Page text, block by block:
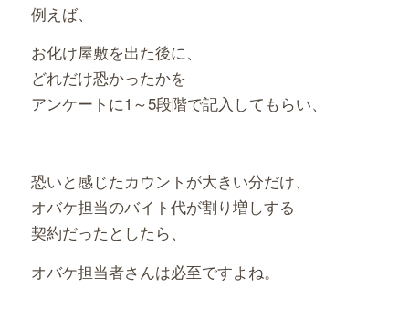
例えば、
お化け屋敷を出た後に、
どれだけ恐かったかを
アンケートに1～5段階で記入してもらい、
恐いと感じたカウントが大きい分だけ、
オバケ担当のバイト代が割り増しする
契約だったとしたら、
オバケ担当者さんは必至ですよね。